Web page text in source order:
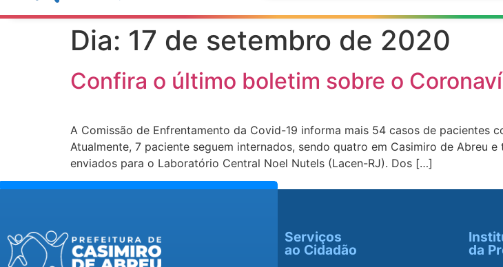
Dia: 17 de setembro de 2020
Confira o último boletim sobre o
A Comissão de Enfrentamento da Covid-19 informa mais 54 casos de pacientes
Atualmente, 7 paciente seguem internados, sendo quatro em Casimiro de Abreu
enviados para o Laboratório Central Noel Nutels (Lacen-RJ). Dos […]
Serviços
ao Cidadão da